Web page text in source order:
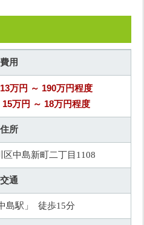
費用
13万円 ～ 190万円程度
15万円 ～ 18万円程度
住所
中島新町二丁目1108
交通
島駅」 徒歩15分